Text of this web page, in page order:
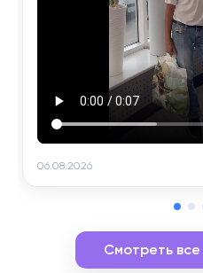
06.08.2026
Смотреть